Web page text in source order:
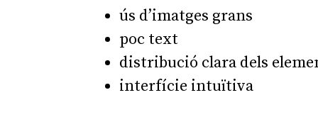
ús d’imatges grans
poc text
distribució clara dels
interfície intuïtiva